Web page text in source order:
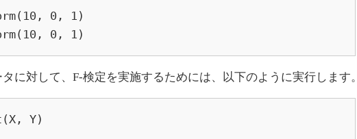
0, 1)
0, 1)
に対して、F-検定を実施するためには、以下のように実行します。
Y)